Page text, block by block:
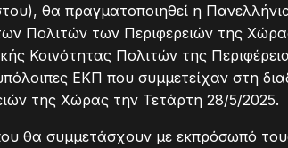
θα πραγματοποιηθεί η
Πολιτών των Περιφερειών της
Κοινότητας Πολιτών της
ΕΚΠ που συμμετείχαν στη
της Χώρας την Τετάρτη 28/5/2025.
θα συμμετάσχουν με εκπρόσωπό τους